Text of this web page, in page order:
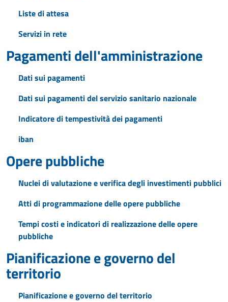
Liste di attesa
Servizi in rete
Pagamenti dell'amministrazione
Dati sui pagamenti
Dati sui pagamenti del servizio sanitario nazionale
Indicatore di tempestività dei pagamenti
iban
Opere pubbliche
Nuclei di valutazione e verifica degli investimenti pubblici
Atti di programmazione delle opere pubbliche
Tempi costi e indicatori di realizzazione delle opere
pubbliche
Pianificazione e governo del
territorio
Pianificazione e governo del territorio